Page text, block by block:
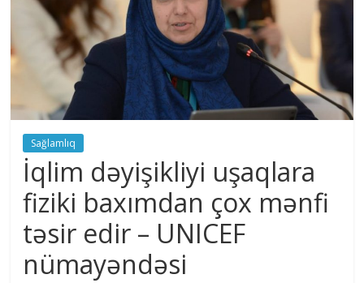
Sağlamlıq
İqlim dəyişikliyi uşaqlara
fiziki baxımdan çox mənfi
təsir edir – UNICEF
nümayəndəsi